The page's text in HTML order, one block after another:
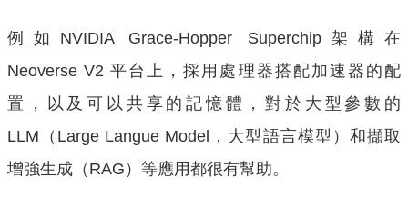
例如NVIDIA Grace-Hopper Superchip架構在
Neoverse V2 平台上，採用處理器搭配加速器的配
置，以及可以共享的記憶體，對於大型參數的
LLM（Large Langue Model，大型語言模型）和擷取
增強生成（RAG）等應用都很有幫助。